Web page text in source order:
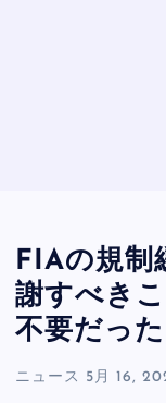
FIAの規制
謝すべき
不要だった
ニュース 5月 16,